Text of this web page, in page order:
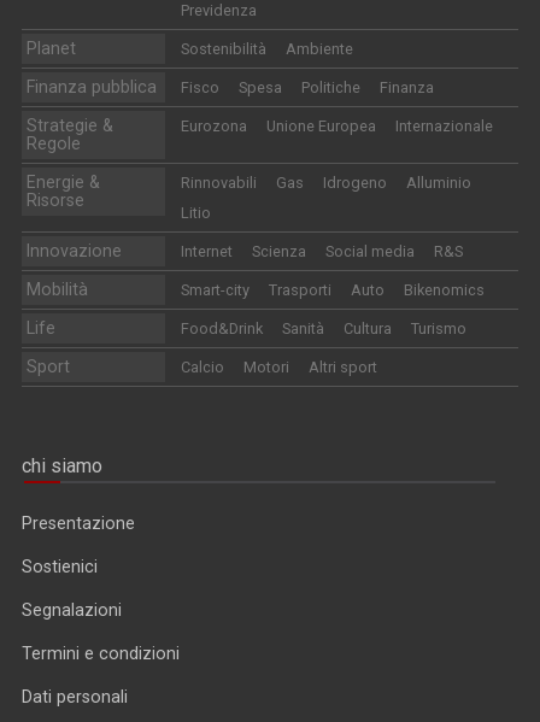
Previdenza
Planet Sostenibilità Ambiente
Finanza pubblica Fisco Spesa Politiche Finanza
Strategie &
Regole
Eurozona Unione Europea Internazionale
Energie &
Risorse
Rinnovabili Gas Idrogeno
Alluminio
Litio
Innovazione Internet Scienza Social media R&S
Mobilità Smart-city Trasporti Auto Bikenomics
Life Food&Drink Sanità Cultura Turismo
Sport Calcio Motori Altri sport
chi siamo
Presentazione
Sostienici
Segnalazioni
Termini e condizioni
Dati personali